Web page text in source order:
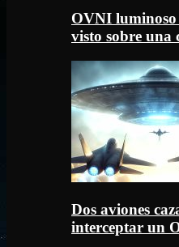
OVNI luminoso
visto sobre
Dos aviones
interceptar un